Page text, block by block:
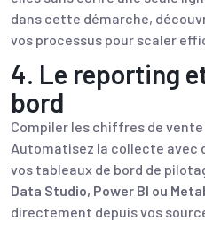
dans cette démarche,
vos processus pour scaler
4. Le reporting
bord
Compiler les chiffres de
Automatisez la collecte avec
vos tableaux de bord de
Data Studio, Power BI ou
directement depuis vos